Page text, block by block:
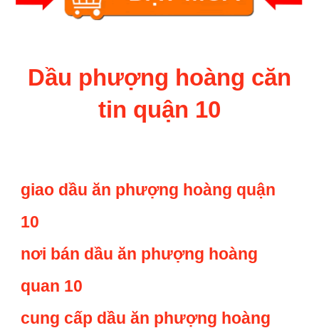
Dầu phượng hoàng căn
tin quận 10
giao dầu ăn phượng hoàng quận
10
nơi bán dầu ăn phượng hoàng
quan 10
cung cấp dầu ăn phượng hoàng